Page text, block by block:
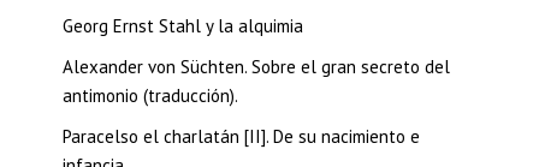
Georg Ernst Stahl y la alquimia
Alexander von Süchten. Sobre el gran secreto del
antimonio (traducción).
Paracelso el charlatán [II]. De su nacimiento e